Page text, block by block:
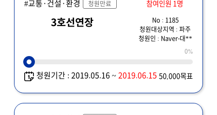
#교통·건설·환경 청원만료 참여인원 1명
3호선연장
No : 1185
청원대상지역 : 파주
청원인 : Naver-대**
0%
청원기간 : 2019.05.16 ~2019.06.15 50,000목표